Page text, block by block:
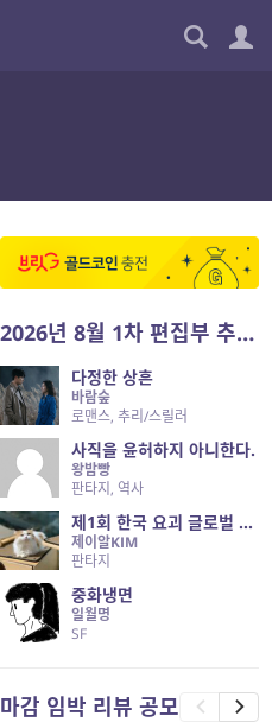
2026년 8월 1차 편집부 추천작
다정한 상흔
바람숲
로맨스, 추리/스릴러
사직을 윤허하지 아니한다.
왕밤빵
판타지, 역사
제1회 한국 요괴 글로벌 진출 공개 오디션 시즌 2 — 나는 요괴다
제이알KIM
판타지
중화냉면
일월명
SF
마감 임박 리뷰 공모